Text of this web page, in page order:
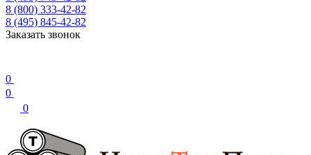
8 (800) 333-42-82
8 (495) 845-42-82
Заказать звонок
0
0
0